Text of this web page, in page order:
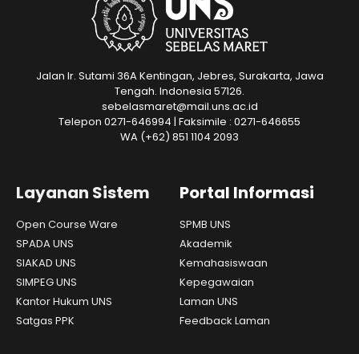
Jalan Ir. Sutami 36A Kentingan, Jebres, Surakarta, Jawa
Tengah. Indonesia 57126.
sebelasmaret@mail.uns.ac.id
Telepon 0271-646994 | Faksimile : 0271-646655
WA (+62) 851 1104 2093
Layanan Sistem
Open Course Ware
SPADA UNS
SIAKAD UNS
SIMPEG UNS
Kantor Hukum UNS
Satgas PPK
Portal Informasi
SPMB UNS
Akademik
Kemahasiswaan
Kepegawaian
Laman UNS
Feedback Laman